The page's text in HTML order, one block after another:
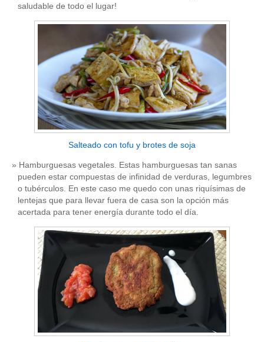
saludable de todo el lugar!
Salteado con tofu y brotes de soja
Hamburguesas vegetales. Estas hamburguesas tan sanas
pueden estar compuestas de infinidad de verduras, legumbres
o tubérculos. En este caso me quedo con unas riquísimas de
lentejas que para llevar fuera de casa son la opción más
acertada para tener energía durante todo el día.